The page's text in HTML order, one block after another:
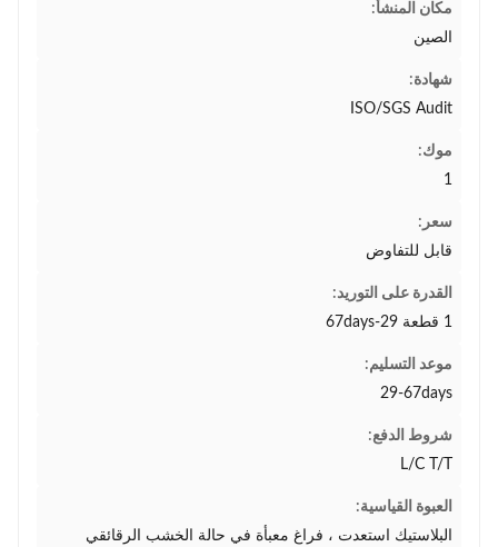
مكان المنشأ:
الصين
شهادة:
ISO/SGS Audit
موك:
1
سعر:
قابل للتفاوض
القدرة على التوريد:
1 قطعة 29-67days
موعد التسليم:
29-67days
شروط الدفع:
L/C T/T
العبوة القياسية:
البلاستيك استعدت ، فراغ معبأة في حالة الخشب الرقائقي